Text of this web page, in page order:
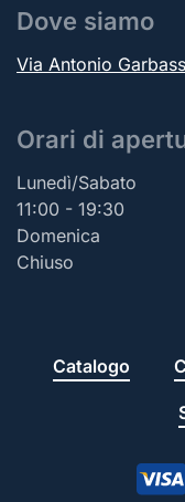
Dove siamo
Via Antonio
Orari di
Lunedì/Sabato
11:00 - 19:30
Domenica
Chiuso
Catalogo